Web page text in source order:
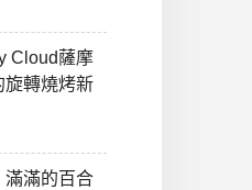
Cloud薩摩
旋轉燒烤新
滿滿的百合